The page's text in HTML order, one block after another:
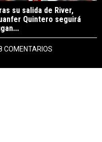
su salida de River,
Quintero seguirá
COMENTARIOS